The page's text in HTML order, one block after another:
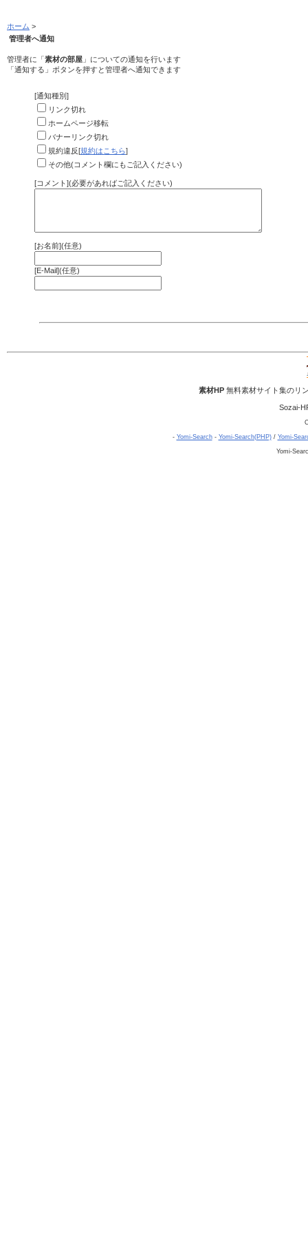
ホーム >
管理者へ通知
管理者に「素材の部屋 」についての通知を行います
「通知する」ボタンを押すと管理者へ通知できます
[通知種別]
リンク切れ
ホームページ移転
バナーリンク切れ
規約違反[規約はこちら]
その他(コメント欄にもご記入ください)
[コメント](必要があればご記入ください)
[お名前](任意)
[E-Mail](任意)
素材HP無料素材サイト集のリ
Sozai-
- Yomi-Search- Yomi-Search(PHP)/ Yomi-
Yomi-